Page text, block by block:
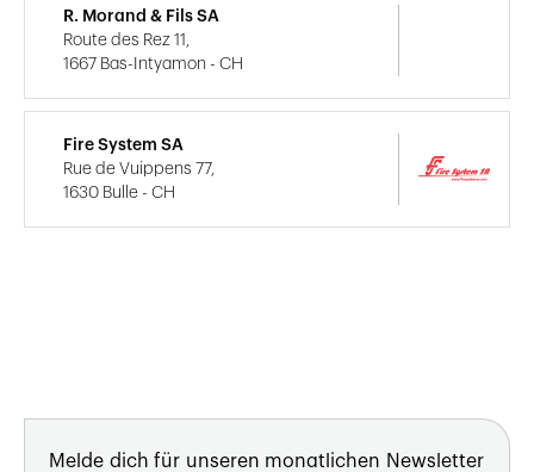
R. Morand & Fils SA
Route des Rez 11,
1667 Bas-Intyamon - CH
Fire System SA
Rue de Vuippens 77,
1630 Bulle - CH
Melde dich für unseren monatlichen Newsletter